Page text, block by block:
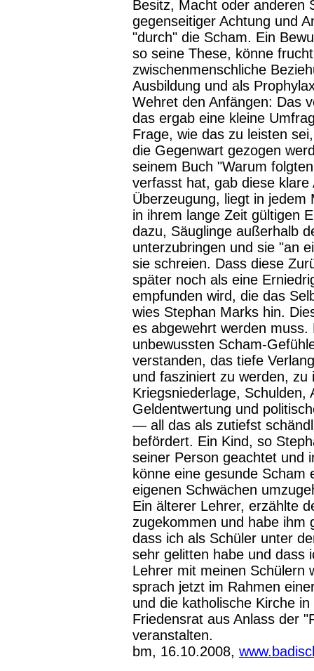
Besitz, Macht oder anderen
gegenseitiger Achtung und
"durch" die Scham. Ein
so seine These, könne
zwischenmenschliche
Ausbildung und als
Wehret den Anfängen: Das
das ergab eine kleine
Frage, wie das zu leisten
die Gegenwart gezogen
seinem Buch "Warum
verfasst hat, gab diese
Überzeugung, liegt in
in ihrem lange Zeit gültigen
dazu, Säuglinge außerhalb
unterzubringen und sie "an
sie schreien. Dass diese
später noch als eine
empfunden wird, die das
wies Stephan Marks hin.
es abgewehrt werden
unbewussten Scham-
verstanden, das tiefe
und fasziniert zu werden,
Kriegsniederlage, Schulden,
Geldentwertung und
— all das als zutiefst
befördert. Ein Kind, so
seiner Person geachtet und
könne eine gesunde Scham
eigenen Schwächen
Ein älterer Lehrer, erzählte
zugekommen und habe ihm
dass ich als Schüler unter
sehr gelitten habe und dass
Lehrer mit meinen Schülern
sprach jetzt im Rahmen
und die katholische Kirche
Friedensrat aus Anlass der
veranstalten.
bm, 16.10.2008,